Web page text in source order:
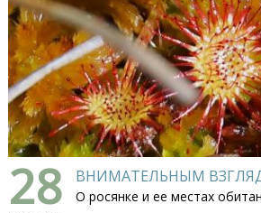
28 ВНИМАТЕЛЬНЫМ
О росянке и ее местах